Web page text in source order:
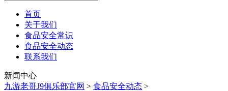
首页
关于我们
食品安全常识
食品安全动态
联系我们
新闻中心
九游老哥J9俱乐部官网 > 食品安全动态 >